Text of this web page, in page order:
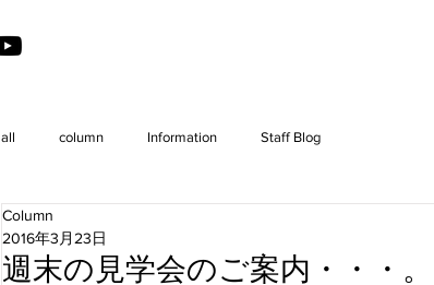
all column Information Staff Blog
週末の見学会のご案内・・・。
Column
2016年3月23日